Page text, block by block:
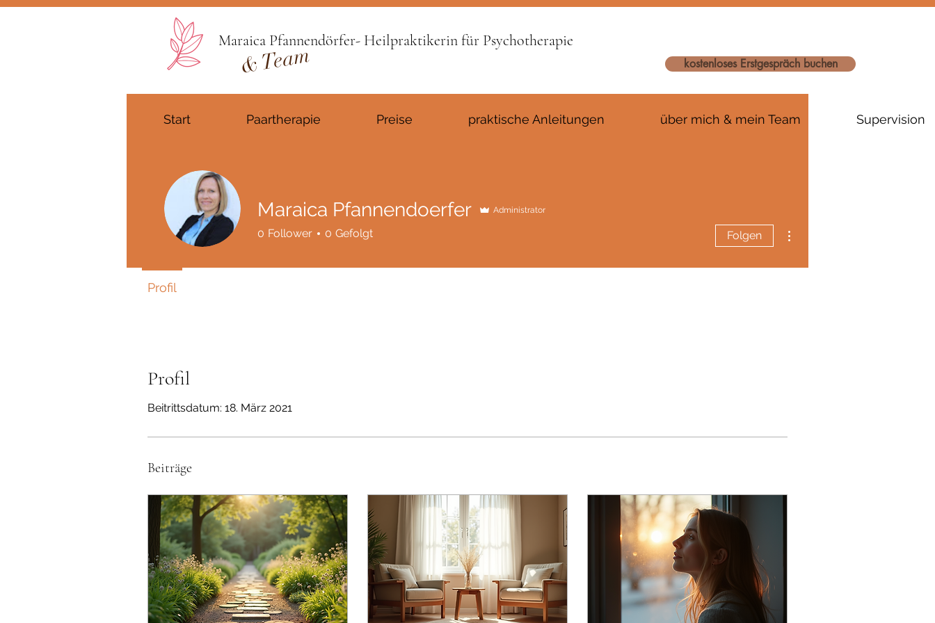
Maraica Pfannendörfer- Heilpraktikerin für Psychotherapie
& Team kostenloses Erstgespräch buchen
Start Paartherapie Preise praktische Anleitungen über mich & mein Team Supervision
Profil
Beitrittsdatum: 18. März 2021
Beiträge
Maraica Pfannendoerfer Administrator
0 Follower 0 Gefolgt Folgen
Profil